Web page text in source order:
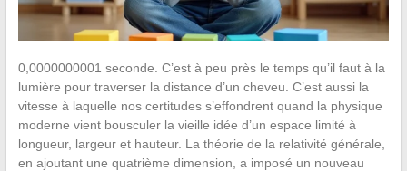
0,0000000001 seconde. C’est à peu près le temps qu’il faut à la
lumière pour traverser la distance d’un cheveu. C’est aussi la
vitesse à laquelle nos certitudes s’effondrent quand la physique
moderne vient bousculer la vieille idée d’un espace limité à
longueur, largeur et hauteur. La théorie de la relativité générale,
en ajoutant une quatrième dimension, a imposé un nouveau